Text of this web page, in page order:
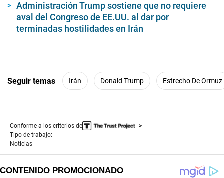
Administración Trump sostiene que no requiere
aval del Congreso de EE.UU. al dar por
terminadas hostilidades en Irán
Seguir temas Irán Donald Trump Estrecho De Ormuz
Conforme a los criterios de
Tipo de trabajo:
Noticias